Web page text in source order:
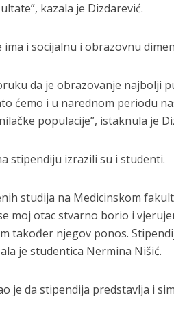
kazala je Dizdarević.
i socijalnu i obrazovnu
da je obrazovanje najbolji
ćemo i u narednom periodu
populacije”, istaknula je
stipendiju izrazili su i studenti.
studija na Medicinskom
moj otac stvarno borio i
također njegov ponos.
je studentica Nermina Nišić.
je da stipendija predstavlja i